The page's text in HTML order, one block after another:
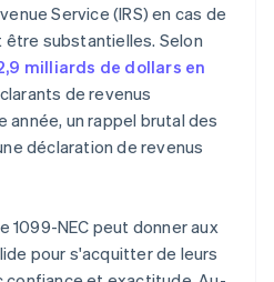
Service (IRS) en cas de
substantielles. Selon
milliards de dollars en
de revenus
année, un rappel brutal des
déclaration de revenus
1099-NEC peut donner aux
pour s'acquitter de leurs